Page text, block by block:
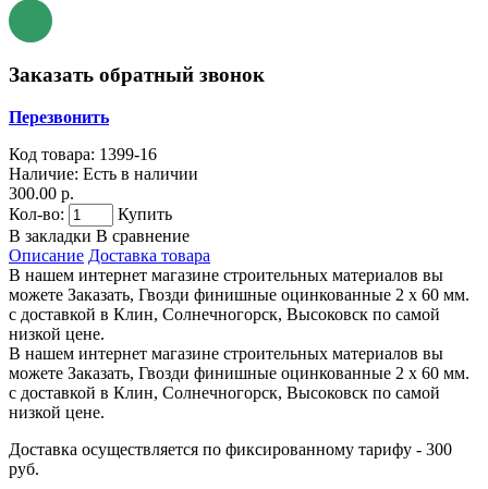
Заказать обратный звонок
Перезвонить
Код товара: 1399-16
Наличие: Есть в наличии
300.00 р.
Кол-во:
Купить
В закладки В сравнение
Описание Доставка товара
В нашем интернет магазине строительных материалов вы
можете Заказать, Гвозди финишные оцинкованные 2 х 60 мм.
с доставкой в Клин, Солнечногорск, Высоковск по самой
низкой цене.
В нашем интернет магазине строительных материалов вы
можете Заказать, Гвозди финишные оцинкованные 2 х 60 мм.
с доставкой в Клин, Солнечногорск, Высоковск по самой
низкой цене.
Доставка осуществляется по фиксированному тарифу - 300
руб.